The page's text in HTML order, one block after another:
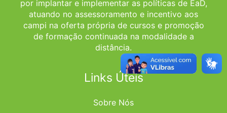
por implantar e implementar as políticas de EaD,
atuando no assessoramento e incentivo aos
campi na oferta própria de cursos e promoção
de formação continuada na modalidade a
distância.
Links Úteis
Sobre Nós